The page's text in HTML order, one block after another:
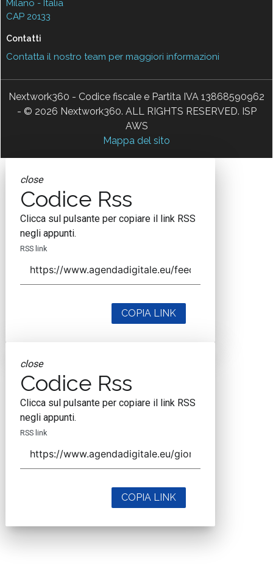
Milano - Italia
CAP 20133
Contatti
Contatta il nostro team per maggiori informazioni
Nextwork360 - Codice fiscale e Partita IVA 13868590962
- © 2026 Nextwork360. ALL RIGHTS RESERVED. ISP
AWS
Mappa del sito
close
Codice Rss
Clicca sul pulsante per copiare il link RSS
negli appunti.
RSS link
COPIA LINK
close
Codice Rss
Clicca sul pulsante per copiare il link RSS
negli appunti.
RSS link
COPIA LINK